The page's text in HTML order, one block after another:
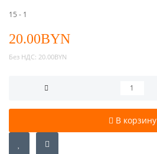
15 - 1
20.00BYN
Без НДС: 20.00BYN
В корзину